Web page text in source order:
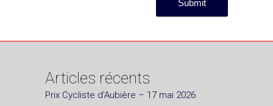
Articles récents
Prix Cycliste d’Aubière – 17 mai 2026